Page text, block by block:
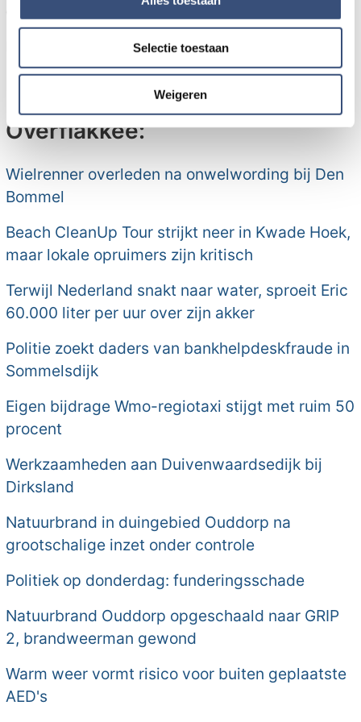
informatie over uw gebruik van onze site met onze
partners kunnen deze gegevens combineren met andere
informatie die u aan ze heeft verstrekt of die ze hebben
verzameld op basis van uw gebruik van hun services.
Selectie toestaan
Weigeren
Reserveren uitsluitend viareserveren@lustenlast.nl
Meer nieuws van Goeree-
Overflakkee:
Wielrenner overleden na onwelwording bij Den
Bommel
Beach CleanUp Tour strijkt neer in Kwade Hoek,
maar lokale opruimers zijn kritisch
Terwijl Nederland snakt naar water, sproeit Eric
60.000 liter per uur over zijn akker
Politie zoekt daders van bankhelpdeskfraude in
Sommelsdijk
Eigen bijdrage Wmo-regiotaxi stijgt met ruim 50
procent
Werkzaamheden aan Duivenwaardsedijk bij
Dirksland
Natuurbrand in duingebied Ouddorp na
grootschalige inzet onder controle
Politiek op donderdag: funderingsschade
Natuurbrand Ouddorp opgeschaald naar GRIP
2, brandweerman gewond
Warm weer vormt risico voor buiten geplaatste
AED's